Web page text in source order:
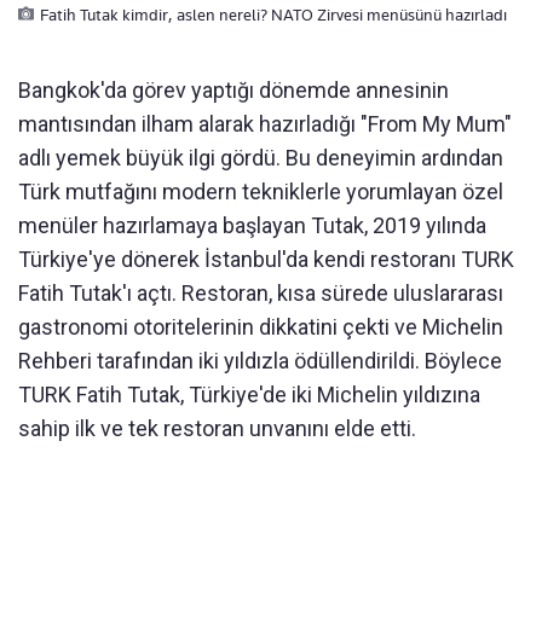
Fatih Tutak kimdir, aslen nereli? NATO Zirvesi menüsünü hazırladı
Bangkok'da görev yaptığı dönemde annesinin
mantısından ilham alarak hazırladığı "From My Mum"
adlı yemek büyük ilgi gördü. Bu deneyimin ardından
Türk mutfağını modern tekniklerle yorumlayan özel
menüler hazırlamaya başlayan Tutak, 2019 yılında
Türkiye'ye dönerek İstanbul'da kendi restoranı TURK
Fatih Tutak'ı açtı. Restoran, kısa sürede uluslararası
gastronomi otoritelerinin dikkatini çekti ve Michelin
Rehberi tarafından iki yıldızla ödüllendirildi. Böylece
TURK Fatih Tutak, Türkiye'de iki Michelin yıldızına
sahip ilk ve tek restoran unvanını elde etti.